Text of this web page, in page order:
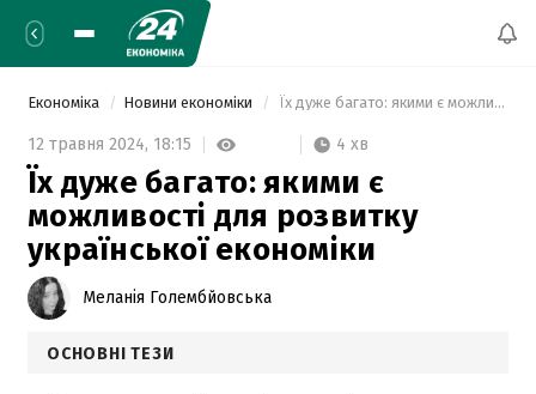
Економіка Новини економіки Їх дуже багато: якими є можливості для розвитку української економіки
12 травня 2024, 18:15 4 хв
Їх дуже багато: якими є
можливості для розвитку
української економіки
Меланія Голембйовська
ОСНОВНІ ТЕЗИ